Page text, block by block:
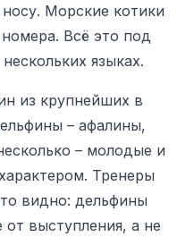
Морские котики
Всё это под
языках.
из крупнейших в
– афалины,
– молодые и
Тренеры
видно: дельфины
выступления, а не